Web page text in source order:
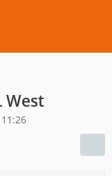
West